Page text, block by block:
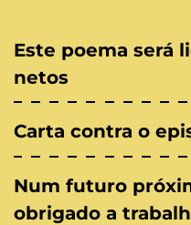
Este poema será
netos
Carta contra o
Num futuro
obrigado a